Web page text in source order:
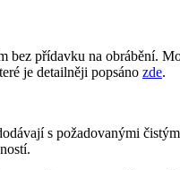
přídavku na obrábění.
je detailněji popsáno zde.
s požadovanými